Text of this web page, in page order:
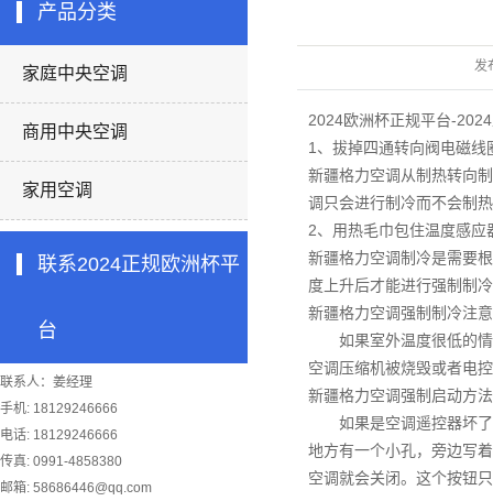
产品分类
家庭中央空调
商用中央空调
家用空调
联系2024正规欧洲杯平
台
联系人：姜经理
手机: 18129246666
电话: 18129246666
传真: 0991-4858380
邮箱: 58686446@qq.com
发
2024欧洲杯正规平台-
1、拔掉四通转向阀电磁线
新疆格力空调 从制热转向
调只会进行制冷而不会
2、用热毛巾包住温度感应
新疆格力空调制冷是需要
度上升后才能进行强制制
新疆格力空调强制制冷注
如果室外温度很低的情
空调压缩机被烧毁或者电
新疆格力空调强制启动方法
如果是空调遥控器坏了
地方有一个小孔，旁边写
空调就会关闭。这个按钮